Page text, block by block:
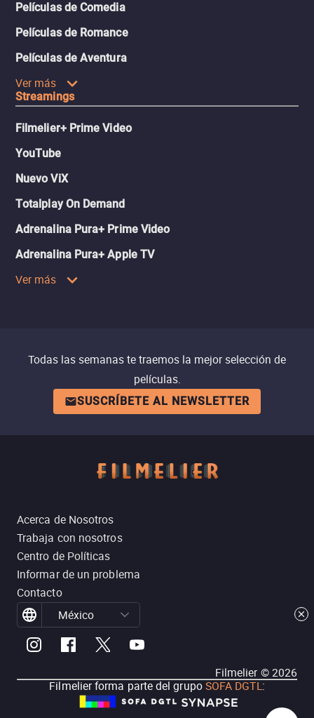
Películas de Comedia
Películas de Romance
Películas de Aventura
Ver más
Streamings
Filmelier+ Prime Video
YouTube
Nuevo ViX
Totalplay On Demand
Adrenalina Pura+ Prime Video
Adrenalina Pura+ Apple TV
Ver más
Todas las semanas te traemos la mejor selección de
películas.
SUSCRÍBETE AL NEWSLETTER
Acerca de Nosotros
Trabaja con nosotros
Centro de Políticas
Informar de un problema
Contacto
México
Filmelier ©2026
Filmelier forma parte del grupoSOFA DGTL: